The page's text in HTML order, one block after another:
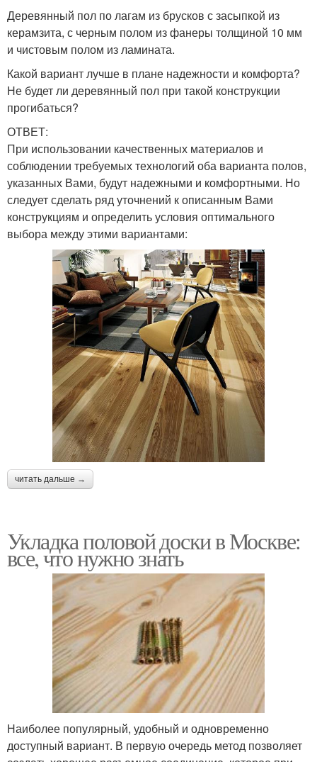
Деревянный пол по лагам из брусков с засыпкой из
керамзита, с черным полом из фанеры толщиной 10 мм
и чистовым полом из ламината.
Какой вариант лучше в плане надежности и комфорта?
Не будет ли деревянный пол при такой конструкции
прогибаться?
ОТВЕТ:
При использовании качественных материалов и
соблюдении требуемых технологий оба варианта полов,
указанных Вами, будут надежными и комфортными. Но
следует сделать ряд уточнений к описанным Вами
конструкциям и определить условия оптимального
выбора между этими вариантами:
читать дальше →
Укладка половой доски в Москве:
все, что нужно знать
Наиболее популярный, удобный и одновременно
доступный вариант. В первую очередь метод позволяет